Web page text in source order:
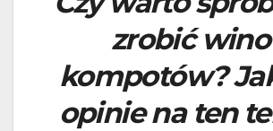
zrobić wino
kompotów?
opinie na ten